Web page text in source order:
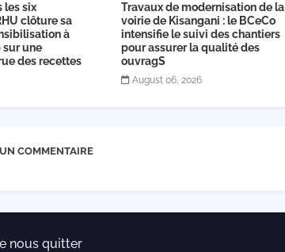
les six
clôture sa
à
sur une
des recettes
Travaux de modernisation de la
voirie de Kisangani : le BCeCo
intensifie le suivi des chantiers
pour assurer la qualité des
ouvragS
August 06, 2026
COMMENTAIRE
nous quitter